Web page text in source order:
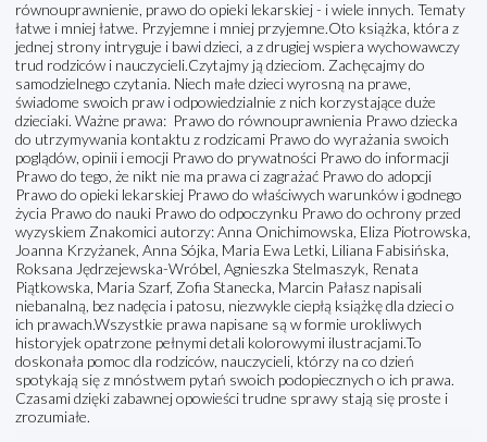
równouprawnienie, prawo do opieki lekarskiej - i wiele innych. Tematy
łatwe i mniej łatwe. Przyjemne i mniej przyjemne.Oto książka, która z
jednej strony intryguje i bawi dzieci, a z drugiej wspiera wychowawczy
trud rodziców i nauczycieli.Czytajmy ją dzieciom. Zachęcajmy do
samodzielnego czytania. Niech małe dzieci wyrosną na prawe,
świadome swoich praw i odpowiedzialnie z nich korzystające duże
dzieciaki. Ważne prawa: Prawo do równouprawnienia Prawo dziecka
do utrzymywania kontaktu z rodzicami Prawo do wyrażania swoich
poglądów, opinii i emocji Prawo do prywatności Prawo do informacji
Prawo do tego, że nikt nie ma prawa ci zagrażać Prawo do adopcji
Prawo do opieki lekarskiej Prawo do właściwych warunków i godnego
życia Prawo do nauki Prawo do odpoczynku Prawo do ochrony przed
wyzyskiem Znakomici autorzy: Anna Onichimowska, Eliza Piotrowska,
Joanna Krzyżanek, Anna Sójka, Maria Ewa Letki, Liliana Fabisińska,
Roksana Jędrzejewska-Wróbel, Agnieszka Stelmaszyk, Renata
Piątkowska, Maria Szarf, Zofia Stanecka, Marcin Pałasz napisali
niebanalną, bez nadęcia i patosu, niezwykle ciepłą książkę dla dzieci o
ich prawach.Wszystkie prawa napisane są w formie urokliwych
historyjek opatrzone pełnymi detali kolorowymi ilustracjami.To
doskonała pomoc dla rodziców, nauczycieli, którzy na co dzień
spotykają się z mnóstwem pytań swoich podopiecznych o ich prawa.
Czasami dzięki zabawnej opowieści trudne sprawy stają się proste i
zrozumiałe.